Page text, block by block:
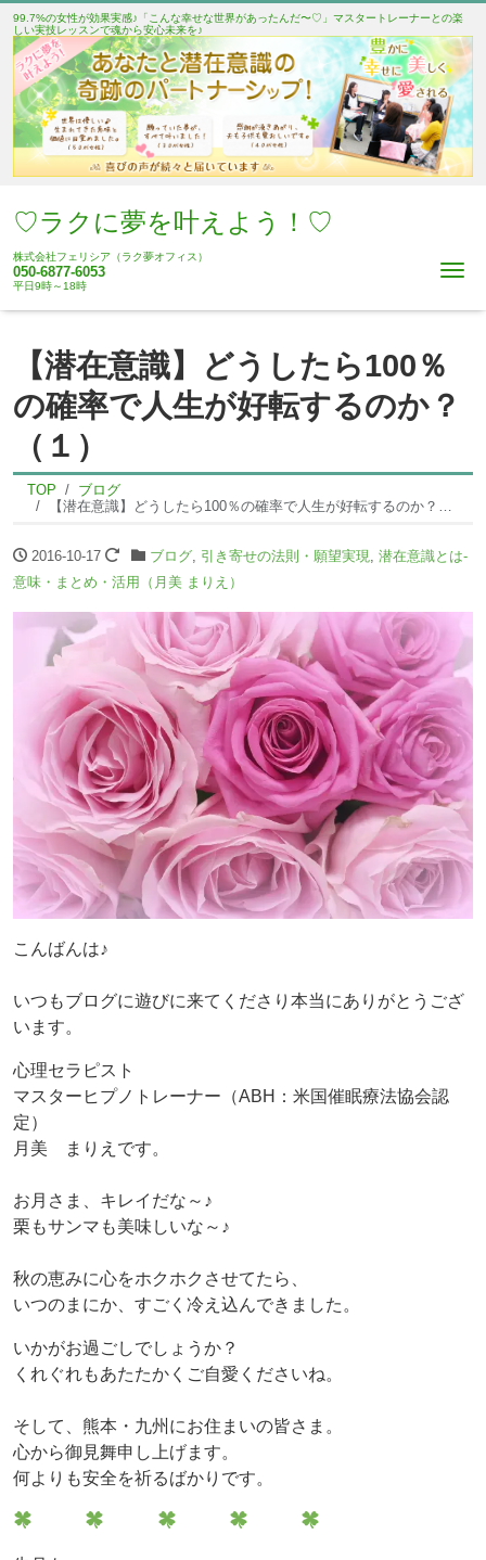
99.7%の女性が効果実感♪「こんな幸せな世界があったんだ〜♡」マスタートレーナーとの楽
しい実技レッスンで魂から安心未来を♪
♡ラクに夢を叶えよう！♡
株式会社フェリシア（ラク夢オフィス）
050-6877-6053
平日9時～18時
【潜在意識】どうしたら100％
の確率で人生が好転するのか？
（１）
TOP
ブログ
【潜在意識】どうしたら100％の確率で人生が好転するのか？（１）
2016-10-17 ブログ, 引き寄せの法則・願望実現
潜在意識とは-
意味・まとめ・活用（月美 まりえ）
こんばんは♪
いつもブログに遊びに来てくださり本当にありがとうござ
います。
心理セラピスト
マスターヒプノトレーナー（ABH：米国催眠療法協会認
定）
月美 まりえです。
お月さま、キレイだな～♪
栗もサンマも美味しいな～♪
秋の恵みに心をホクホクさせてたら、
いつのまにか、すごく冷え込んできました。
いかがお過ごしでしょうか？
くれぐれもあたたかくご自愛くださいね。
そして、熊本・九州にお住まいの皆さま。
心から御見舞申し上げます。
何よりも安全を祈るばかりです。